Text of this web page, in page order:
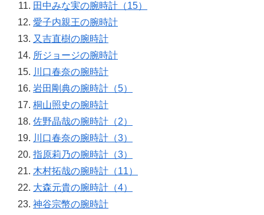
田中みな実の腕時計（15）
愛子内親王の腕時計
又吉直樹の腕時計
所ジョージの腕時計
川口春奈の腕時計
岩田剛典の腕時計（5）
桐山照史の腕時計
佐野晶哉の腕時計（2）
川口春奈の腕時計（3）
指原莉乃の腕時計（3）
木村拓哉の腕時計（11）
大森元貴の腕時計（4）
神谷宗幣の腕時計